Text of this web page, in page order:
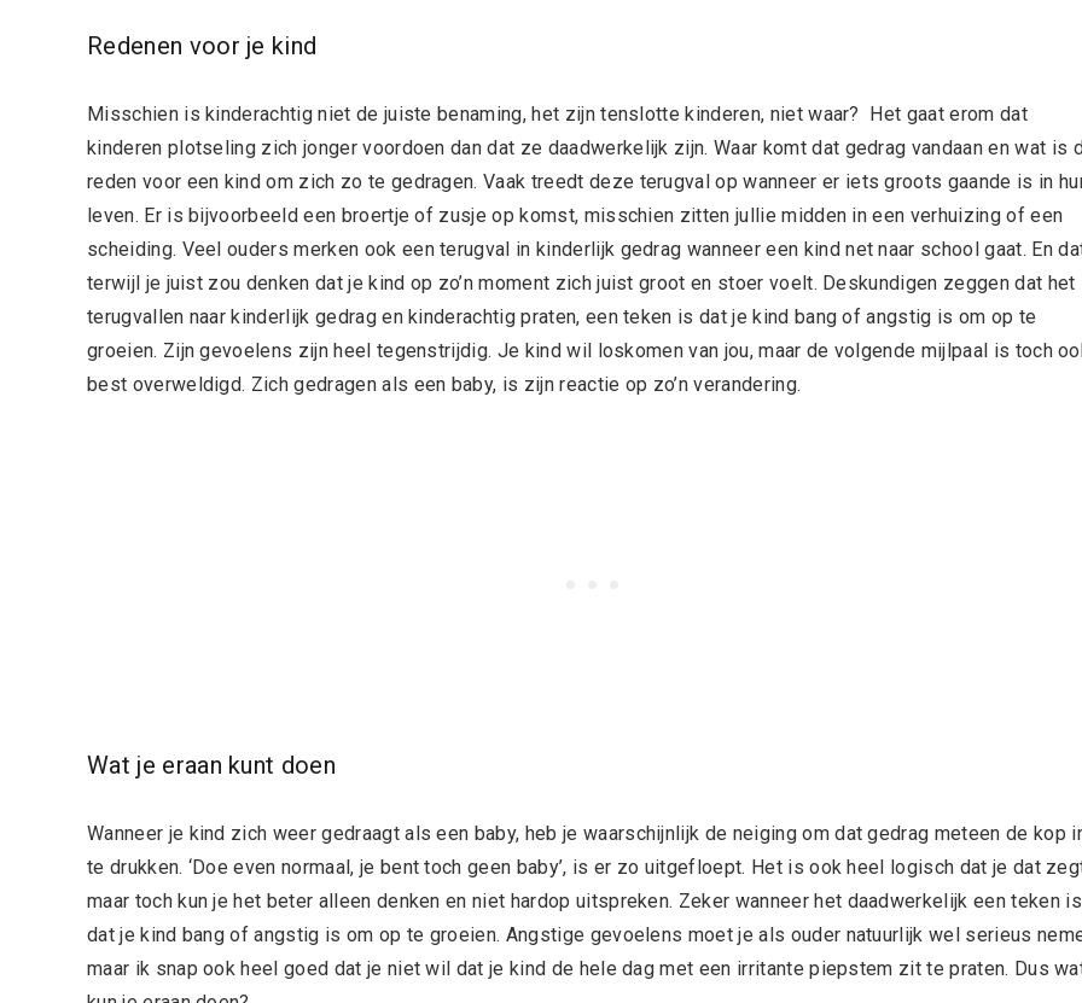
Redenen voor je kind
Misschien is kinderachtig niet de juiste benaming, het zijn tenslotte kinderen, niet waar? Het gaat erom dat
kinderen plotseling zich jonger voordoen dan dat ze daadwerkelijk zijn. Waar komt dat gedrag vandaan en wat is
reden voor een kind om zich zo te gedragen. Vaak treedt deze terugval op wanneer er iets groots gaande is in
leven. Er is bijvoorbeeld een broertje of zusje op komst, misschien zitten jullie midden in een verhuizing of een
scheiding. Veel ouders merken ook een terugval in kinderlijk gedrag wanneer een kind net naar school gaat. En
terwijl je juist zou denken dat je kind op zo’n moment zich juist groot en stoer voelt. Deskundigen zeggen dat het
terugvallen naar kinderlijk gedrag en kinderachtig praten, een teken is dat je kind bang of angstig is om op te
groeien. Zijn gevoelens zijn heel tegenstrijdig. Je kind wil loskomen van jou, maar de volgende mijlpaal is toch
best overweldigd. Zich gedragen als een baby, is zijn reactie op zo’n verandering.
Wat je eraan kunt doen
Wanneer je kind zich weer gedraagt als een baby, heb je waarschijnlijk de neiging om dat gedrag meteen de kop
te drukken. ‘Doe even normaal, je bent toch geen baby’, is er zo uitgefloept. Het is ook heel logisch dat je dat
maar toch kun je het beter alleen denken en niet hardop uitspreken. Zeker wanneer het daadwerkelijk een teken is
dat je kind bang of angstig is om op te groeien. Angstige gevoelens moet je als ouder natuurlijk wel serieus
maar ik snap ook heel goed dat je niet wil dat je kind de hele dag met een irritante piepstem zit te praten. Dus